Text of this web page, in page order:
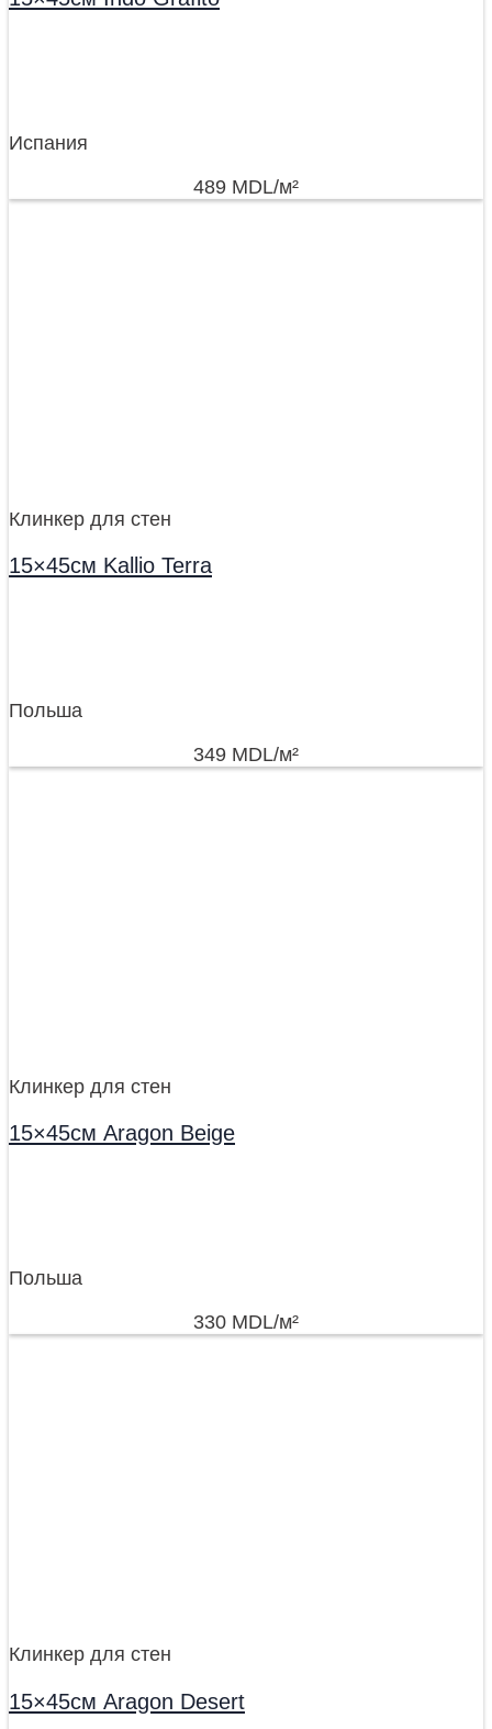
Испания
489 MDL/м²
Клинкер для стен
15×45см Kallio Terra
Польша
349 MDL/м²
Клинкер для стен
15×45см Aragon Beige
Польша
330 MDL/м²
Клинкер для стен
15×45см Aragon Desert